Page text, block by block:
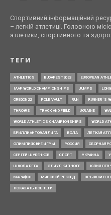
Спортивний інформаційний
– легкій атлетиці. Головною
атлетики, спортивного та
ТЕГИ
ATHLETICS BUDAPEST2023 EUROPEAN
IAAF WORLD CHAMPIONSHIPS JUMPS
OREGON22 POLE VAULT RUN RUNNER’S
THROWS TRACK AND FIELD UKRAINE
WORLD ATHLETICS CHAMPIONSHIPS WORLD
БРИЛЛИАНТОВАЯ ЛИГА ВФЛА ЛЕГКАЯ
ОЛИМПИЙСКИЕ ИГРЫ РОССИЯ СБОРНАЯ
СЕРГЕЙ ШУБЕНКОВ СПОРТ УКРАИНА
ШКОЛА БЕГА ЭЛИУД КИПЧОГЕ ЮЛИЯ
МАРАФОН МИРОВОЙ РЕКОРД ПРЫЖКИ В
ПОКАЗАТЬ ВСЕ ТЕГИ